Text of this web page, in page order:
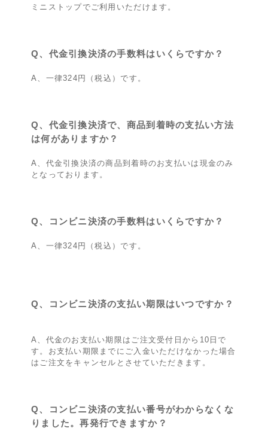
ミニストップでご利用いただけます。
Q、代金引換決済の手数料はいくらですか？
A、一律324円（税込）です。
Q、代金引換決済で、商品到着時の支払い方法
は何がありますか？
A、代金引換決済の商品到着時のお支払いは現金のみ
となっております。
Q、コンビニ決済の手数料はいくらですか？
A、一律324円（税込）です。
Q、コンビニ決済の支払い期限はいつですか？
A、代金のお支払い期限はご注文受付日から10日で
す。お支払い期限までにご入金いただけなかった場合
はご注文をキャンセルとさせていただきます。
Q、コンビニ決済の支払い番号がわからなくな
りました。再発行できますか？